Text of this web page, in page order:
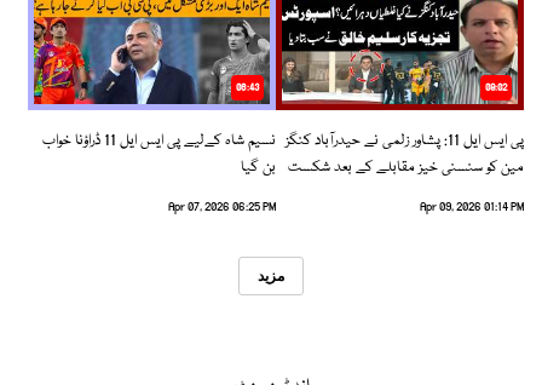
09:02
پی ایس ایل 11: پشاور زلمی نے حیدرآباد کنگز
مین کو سنسنی خیز مقابلے کے بعد شکست
Apr 09, 2026 01:14 PM
06:43
نسیم شاہ کےلیے پی ایس ایل 11 ڈراؤنا خواب
بن گیا
Apr 07, 2026 06:25 PM
مزید